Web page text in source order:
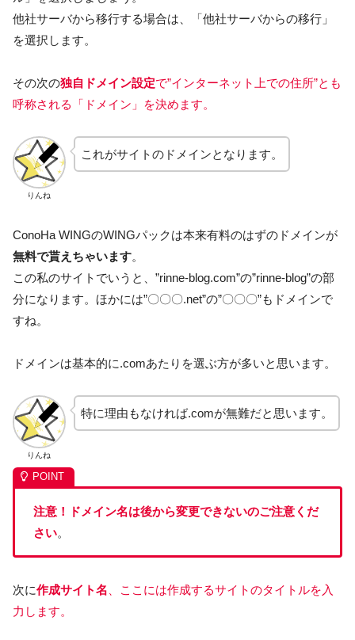
他社サーバから移行する場合は、「他社サーバからの移行」
を選択します。
その次の独自ドメイン設定で”インターネット上での住所”とも
呼称される「ドメイン」を決めます。
りんね
これがサイトのドメインとなります。
ConoHa WINGのWINGパックは本来有料のはずのドメインが
無料で貰えちゃいます。
この私のサイトでいうと、”rinne-blog.com”の”rinne-blog”の部
分になります。ほかには”〇〇〇.net”の”〇〇〇”もドメインで
すね。
ドメインは基本的に.comあたりを選ぶ方が多いと思います。
りんね
特に理由もなければ.comが無難だと思います。
注意！ドメイン名は後から変更できないのご注意くだ
さい。
次に作成サイト名 、ここには作成するサイトのタイトルを入
力します。